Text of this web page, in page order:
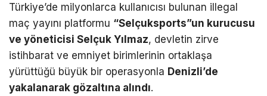
Türkiye’de milyonlarca kullanıcısı bulunan illegal
maç yayını platformu “Selçuksports”un kurucusu
ve yöneticisi Selçuk Yılmaz, devletin zirve
istihbarat ve emniyet birimlerinin ortaklaşa
yürüttüğü büyük bir operasyonla Denizli’de
yakalanarak gözaltına alındı.